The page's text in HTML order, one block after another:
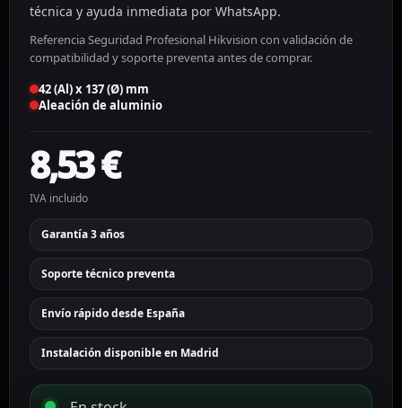
técnica y ayuda inmediata por WhatsApp.
Referencia Seguridad Profesional Hikvision con validación de
compatibilidad y soporte preventa antes de comprar.
42 (Al) x 137 (Ø) mm
Aleación de aluminio
8,53€
IVA incluido
Garantía 3 años
Soporte técnico preventa
Envío rápido desde España
Instalación disponible en Madrid